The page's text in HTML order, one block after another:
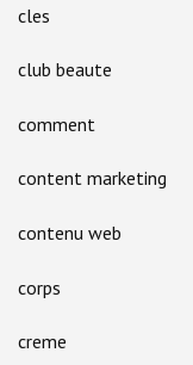
cles
club beaute
comment
content marketing
contenu web
corps
creme